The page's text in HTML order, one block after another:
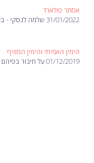
אסתר פולארד
31/01/2022 שלמה לנסקי - ברוסית: אסתר פולארד. במהלך המאבק לשחרור…
הימין האמיתי והימין המזויף
01/12/2019 על חיבור בפיהם של מנהיגי ימין לבין פסאודו-ימני, הם גרועים מן השמאל.